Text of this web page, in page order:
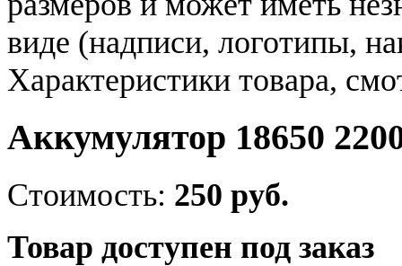
виде (надписи, логотипы,
Характеристики товара,
Аккумулятор 18650
Стоимость: 250 руб.
Товар доступен под заказ